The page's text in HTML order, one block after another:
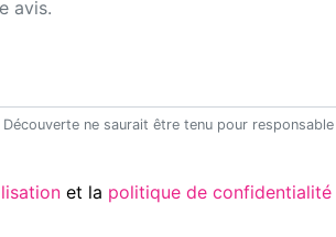
et la politique de confidentialité